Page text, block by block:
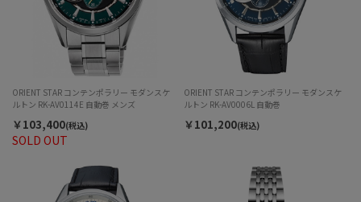
SOLD OUT
ORIENT STAR コンテンポラリー モダンスケ
ルトン RK-AV0114E 自動巻 メンズ
￥103,400(税込)
ORIENT STAR コンテンポラリー モダンスケ
ルトン RK-AV0006L 自動巻
￥101,200(税込)